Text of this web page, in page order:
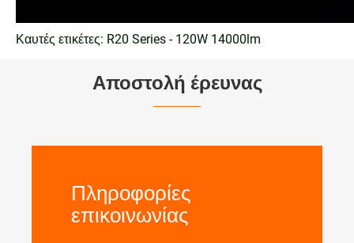
Καυτές ετικέτες: R20 Series - 120W 14000lm
Αποστολή έρευνας
Πληροφορίες
επικοινωνίας